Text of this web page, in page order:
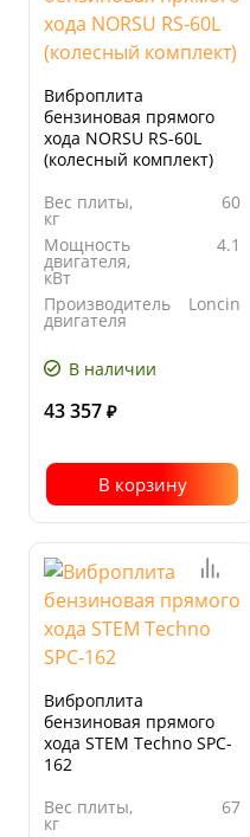
Виброплита
бензиновая прямого
хода NORSU RS-60L
(колесный комплект)
Вес плиты,
кг
60
Мощность
двигателя,
кВт
4.1
Производитель
двигателя
Loncin
плиты
основания,
В наличии
43 357 ₽
В корзину
Виброплита
бензиновая прямого
хода STEM Techno SPC-
162
Вес плиты,
кг
67